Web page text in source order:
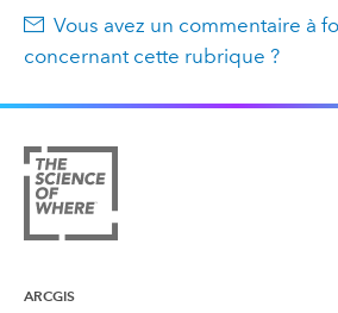
Vous avez un commentaire à
concernant cette rubrique ?
ARCGIS